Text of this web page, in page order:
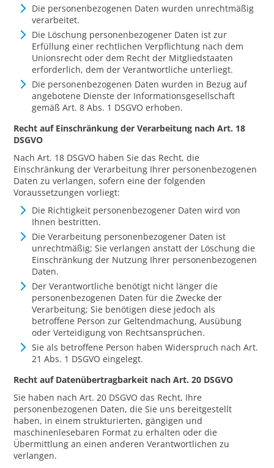
Die personenbezogenen Daten wurden unrechtmäßig
verarbeitet.
Die Löschung personenbezogener Daten ist zur
Erfüllung einer rechtlichen Verpflichtung nach dem
Unionsrecht oder dem Recht der Mitgliedstaaten
erforderlich, dem der Verantwortliche unterliegt.
Die personenbezogenen Daten wurden in Bezug auf
angebotene Dienste der Informationsgesellschaft
gemäß Art. 8 Abs. 1 DSGVO erhoben.
Recht auf Einschränkung der Verarbeitung nach Art. 18
DSGVO
Nach Art. 18 DSGVO haben Sie das Recht, die
Einschränkung der Verarbeitung Ihrer personenbezogenen
Daten zu verlangen, sofern eine der folgenden
Voraussetzungen vorliegt:
Die Richtigkeit personenbezogener Daten wird von
Ihnen bestritten.
Die Verarbeitung personenbezogener Daten ist
unrechtmäßig; Sie verlangen anstatt der Löschung die
Einschränkung der Nutzung Ihrer personenbezogenen
Daten.
Der Verantwortliche benötigt nicht länger die
personenbezogenen Daten für die Zwecke der
Verarbeitung; Sie benötigen diese jedoch als
betroffene Person zur Geltendmachung, Ausübung
oder Verteidigung von Rechtsansprüchen.
Sie als betroffene Person haben Widerspruch nach Art.
21 Abs. 1 DSGVO eingelegt.
Recht auf Datenübertragbarkeit nach Art. 20 DSGVO
Sie haben nach Art. 20 DSGVO das Recht, Ihre
personenbezogenen Daten, die Sie uns bereitgestellt
haben, in einem strukturierten, gängigen und
maschinenlesebaren Format zu erhalten oder die
Übermittlung an einen anderen Verantwortlichen zu
verlangen.